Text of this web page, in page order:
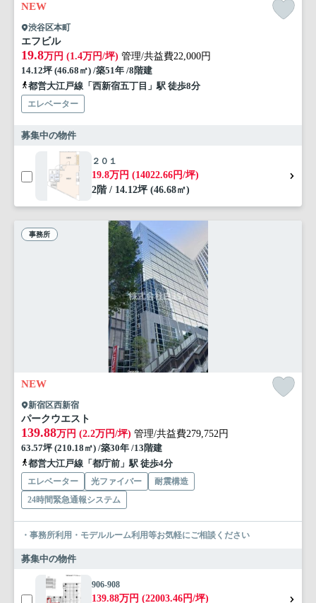
NEW
渋谷区本町
エフビル
19.8万円 (1.4万円/坪) 管理/共益費22,000円
14.12坪 (46.68㎡) /築51年 /8階建
都営大江戸線「西新宿五丁目」駅 徒歩8分
エレベーター
募集中の物件
２０１
19.8万円 (14022.66円/坪)
2階 / 14.12坪 (46.68㎡)
事務所
NEW
新宿区西新宿
パークウエスト
139.88万円 (2.2万円/坪) 管理/共益費279,752円
63.57坪 (210.18㎡) /築30年 /13階建
都営大江戸線「都庁前」駅 徒歩4分
エレベーター 光ファイバー
耐震構造
24時間緊急通報システム
・事務所利用・モデルルーム利用等お気軽にご相談ください
募集中の物件
906-908
139.88万円 (22003.46円/坪)